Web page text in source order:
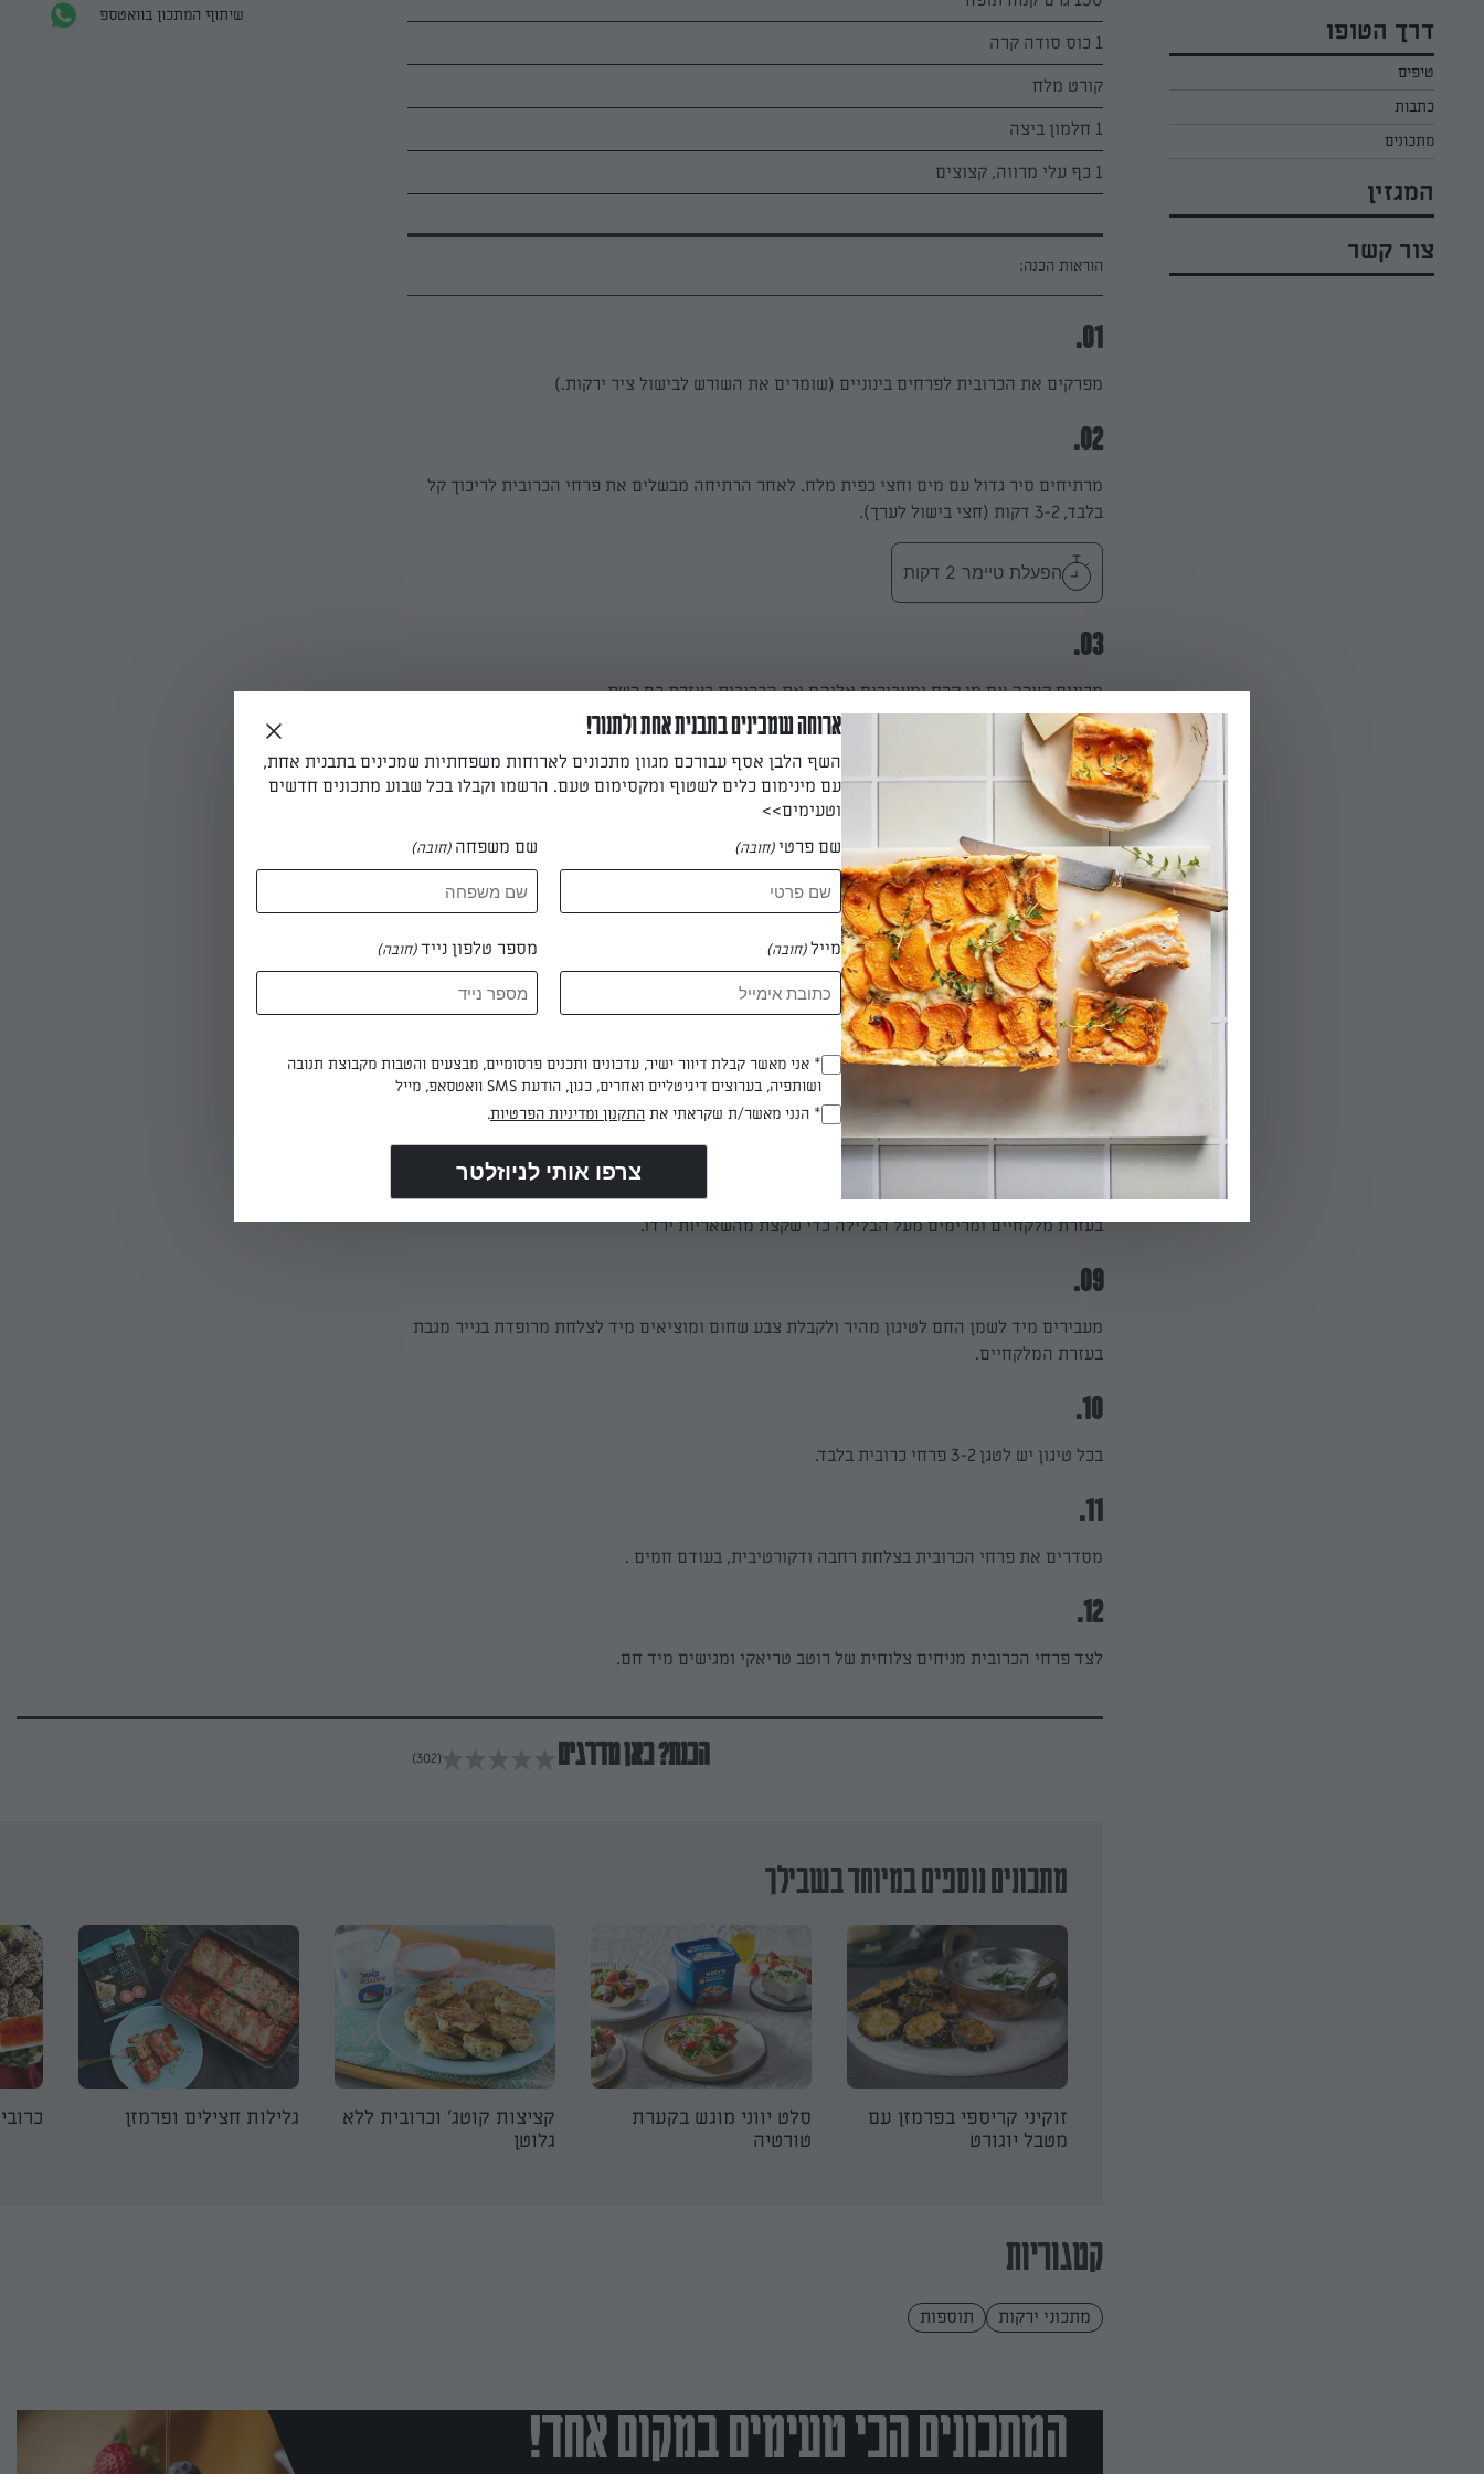
סלטים לפסח
עוגיות לפסח
קארין בנולול
מירי כהן
רובי מיכאל
דרך הטופו
טיפים
כתבות
מתכונים
המגזין
צור קשר
1 כוס סודה קרה
קורט מלח
1 חלמון ביצה
1 כף עלי מרווה, קצוצים
הוראות הכנה:
01.
מפרקים את הכרובית לפרחים בינוניים (שומרים את השורש לבישול ציר ירקות.)
02.
מרתיחים סיר גדול עם מים וחצי כפית מלח. לאחר הרתיחה מבשלים את פרחי הכרובית לריכוך קל
בלבד, 3-2 דקות (חצי בישול לערך).
הפעלת טיימר 2 דקות
03.
מכינים קערה עם מי קרח ומעבירים אליהם את הכרובית בעזרת כף רשת.
04.
מסננים לייבוש.
05.
מחממים שמן לטיגון עמוק לחום בינוני. מכינים את בלילית הטמפורה :
06.
מערבבים קלות את כל מרכיבי הבלילה בקערה ליצירת מרקם סמיך ומחובר.
07.
מניחים את קערת הבלילה לא רחוק מסיר הטיגון.
08.
מטביעים בבלילת הטמפורה פרח כרובית אחד בכל פעם כך שיתכסה היטב בבלילה, הופכים בבלילה
בעזרת מלקחיים ומרימים מעל הבלילה כדי שקצת מהשאריות ירדו.
09.
מעבירים מיד לשמן החם לטיגון מהיר ולקבלת צבע שחום ומוציאים מיד לצלחת מרופדת בנייר מגבת
בעזרת המלקחיים.
10.
בכל טיגון יש לטגן 3-2 פרחי כרובית בלבד.
11.
מסדרים את פרחי הכרובית בצלחת רחבה ודקורטיבית, בעודם חמים .
12.
לצד פרחי הכרובית מניחים צלוחית של רוטב טריאקי ומגישים מיד חם.
שיתוף המתכון בוואטספ
הכנת? כאן מדרגים (302)
מתכונים נוספים במיוחד בשבילך
זוקיני קריספי בפרמזן עם
מטבל יוגורט
סלט יווני מוגש בקערת
טורטיה
קציצות קוטג' וכרובית ללא
גלוטן
גלילות חצילים ופרמזן
קטגוריות
מתכוני ירקות תוספות
המתכונים הכי טעימים במקום אחד!
ארוחה שמכינים בתבנית אחת ולתנור!
השף הלבן אסף עבורכם מגוון מתכונים לארוחות משפחתיות שמכינים בתבנית אחת,
עם מינימום כלים לשטוף ומקסימום טעם. הרשמו וקבלו בכל שבוע מתכונים חדשים
וטעימים>>
שם פרטי(חובה) שם משפחה (חובה)
מייל(חובה) מספר טלפון נייד(חובה)
(חובה)
* אני מאשר קבלת דיוור ישיר, עדכונים ותכנים פרסומיים, מבצעים והטבות מקבוצת תנובה
ושותפיה, בערוצים דיגיטליים ואחרים, כגון, הודעת SMS וואטסאפ, מייל
(חובה)
* הנני מאשר/ת שקראתי את התקנון ומדיניות הפרטיות.